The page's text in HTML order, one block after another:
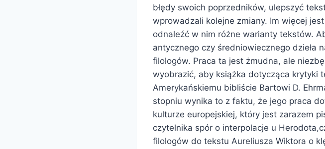
błędy swoich poprzedników, ulepszyć
wprowadzali kolejne zmiany. Im więcej
odnaleźć w nim różne warianty tekstów.
antycznego czy średniowiecznego dzieła
filologów. Praca ta jest żmudna, ale
wyobrazić, aby książka dotycząca krytyki
Amerykańskiemu bibliście Bartowi D.
stopniu wynika to z faktu, że jego praca
kulturze europejskiej, który jest zarazem
czytelnika spór o interpolacje u
filologów do tekstu Aureliusza Wiktora o